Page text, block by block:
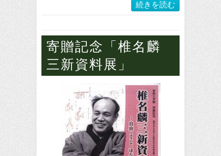
続きを読む
寄贈記念「椎名麟
三新資料展」